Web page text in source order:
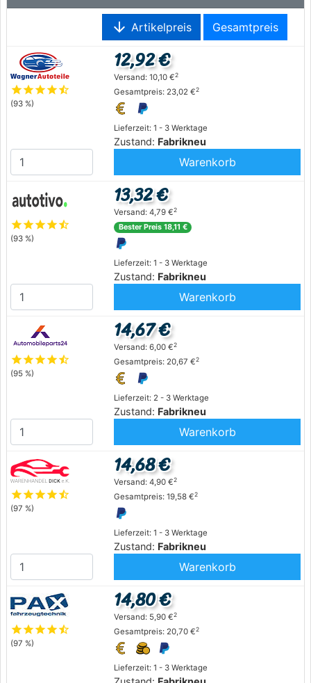
arrow_downward Artikelpreis Gesamtpreis
starstarstarstarstar_half
(93 %)
Lieferzeit: 1 - 3 Werktage
Zustand: Fabrikneu
12,92 €
Versand: 10,10 €2
Gesamtpreis: 23,02 €2
Warenkorb
starstarstarstarstar_half
(93 %)
Lieferzeit: 1 - 3 Werktage
Zustand: Fabrikneu
13,32 €
Versand: 4,79 €2
Bester Preis 18,11 €
Warenkorb
starstarstarstarstar_half
(95 %)
Lieferzeit: 2 - 3 Werktage
Zustand: Fabrikneu
14,67 €
Versand: 6,00 €2
Gesamtpreis: 20,67 €2
Warenkorb
starstarstarstarstar_half
(97 %)
Lieferzeit: 1 - 3 Werktage
Zustand: Fabrikneu
14,68 €
Versand: 4,90 €2
Gesamtpreis: 19,58 €2
Warenkorb
starstarstarstarstar_half
(97 %)
Lieferzeit: 1 - 3 Werktage
14,80 €
Versand: 5,90 €2
Gesamtpreis: 20,70 €2